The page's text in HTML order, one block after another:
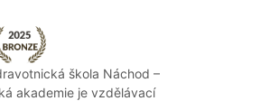
škola Náchod –
akademie je vzdělávací